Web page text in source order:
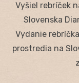
Vyšiel rebríček
Slovenska
Vydanie
prostredia na